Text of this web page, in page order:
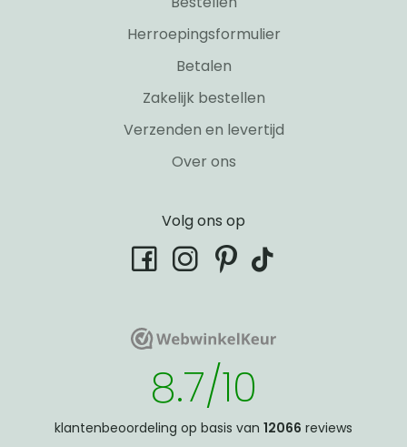
Herroepingsformulier
Betalen
Zakelijk bestellen
Verzenden en levertijd
Over ons
Volg ons op
facebookinstagram
pinterest
tiktok
WebwinkelKeurWebwinkelKeur
8.7/10
klantenbeoordeling op basis van 12066 reviews